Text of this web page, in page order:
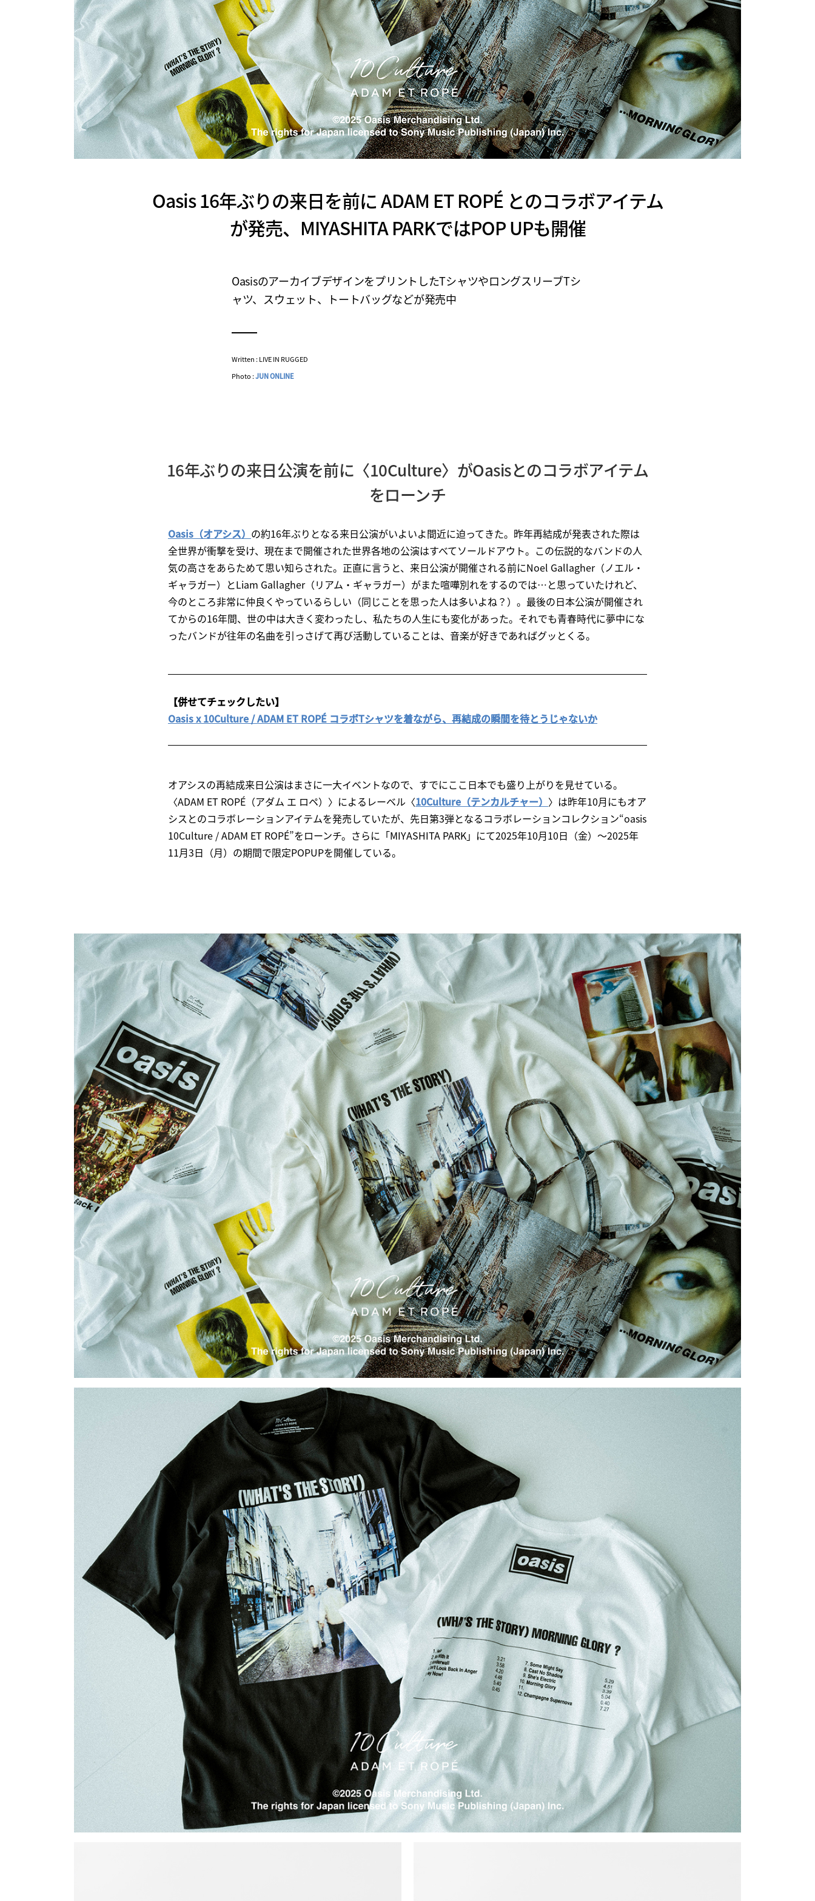
Oasis 16年ぶりの来日を前に ADAM ET ROPÉ とのコラボアイテム
が発売、MIYASHITA PARKではPOP UPも開催
OasisのアーカイブデザインをプリントしたTシャツやロングスリーブTシ
ャツ、スウェット、トートバッグなどが発売中
Written : LIVE IN RUGGED
Photo :JUN ONLINE
16年ぶりの来日公演を前に〈10Culture〉がOasisとのコラボアイテム
をローンチ
Oasis（オアシス） の約16年ぶりとなる来日公演がいよいよ間近に迫ってきた。昨年再結成が発表された際は
全世界が衝撃を受け、現在まで開催された世界各地の公演はすべてソールドアウト。この伝説的なバンドの人
気の高さをあらためて思い知らされた。正直に言うと、来日公演が開催される前にNoel Gallagher（ノエル・
ギャラガー）とLiam Gallagher（リアム・ギャラガー）がまた喧嘩別れをするのでは…と思っていたけれど、
今のところ非常に仲良くやっているらしい（同じことを思った人は多いよね？）。最後の日本公演が開催され
てからの16年間、世の中は大きく変わったし、私たちの人生にも変化があった。それでも青春時代に夢中にな
ったバンドが往年の名曲を引っさげて再び活動していることは、音楽が好きであればグッとくる。
【併せてチェックしたい】
Oasis x 10Culture / ADAM ET ROPÉ コラボTシャツを着ながら、再結成の瞬間を待とうじゃないか
オアシスの再結成来日公演はまさに一大イベントなので、すでにここ日本でも盛り上がりを見せている。
〈ADAM ET ROPÉ（アダム エ ロペ）〉によるレーベル〈10Culture（テンカルチャー） 〉は昨年10月にもオア
シスとのコラボレーションアイテムを発売していたが、先日第3弾となるコラボレーションコレクション“oasis
10Culture / ADAM ET ROPÉ”をローンチ。さらに「MIYASHITA PARK」にて2025年10月10日（金）～2025年
11月3日（月）の期間で限定POPUPを開催している。